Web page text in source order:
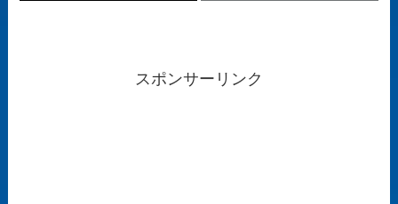
スポンサーリンク